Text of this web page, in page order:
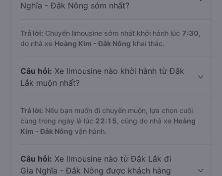
Nghĩa - Đắk Nông sớm nhất?
Trả lời: Chuyến limousine sớm nhất khởi hành lúc 7:30
do nhà xe Hoàng Kim - Đắk Nông khai thác.
Câu hỏi: Xe limousine nào khởi hành từ Đắk
Lắk muộn nhất?
Trả lời: Nếu bạn muốn đi chuyến muộn, lựa chọn cuối
cùng trong ngày là lúc 22:15 , cũng do nhà xe Hoàng
Kim - Đắk Nông vận hành.
Câu hỏi: Xe limousine nào từ Đắk Lắk đi
Gia Nghĩa - Đắk Nông được khách hàng